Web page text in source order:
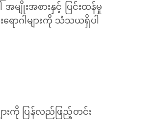
အမျိုးအစားနှင့် ပြင်းထန်မှု
ာဂါများကို သံသယရှိပါ
းကို ပြန်လည်ဖြည့်တင်း